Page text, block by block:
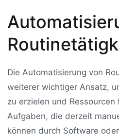
Die Automatisierung von
weiterer wichtiger Ansatz,
zu erzielen und
Aufgaben, die derzeit
können durch Software